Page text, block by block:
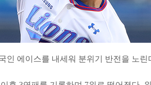
인 에이스를 내세워 분위기 반전을 노린